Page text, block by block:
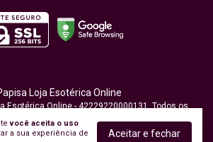
você aceita o uso
a sua experiência de
Aceitar e fechar
Loja Esotérica Online
Esotérica Online - 42229220000131. Todos os